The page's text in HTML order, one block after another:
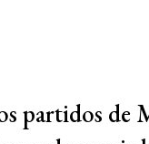
partidos de